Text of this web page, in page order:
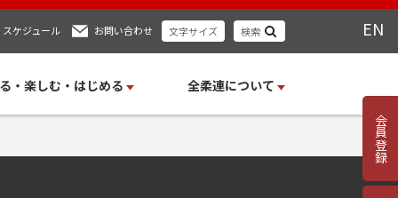
スケジュール お問い合わせ 文字サイズ 検索 EN
・楽しむ・はじめる 全柔連について
会員登録